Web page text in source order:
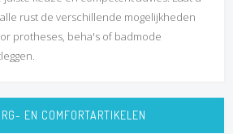
rust de verschillende mogelijkheden
protheses, beha's of badmode
EN COMFORTARTIKELEN